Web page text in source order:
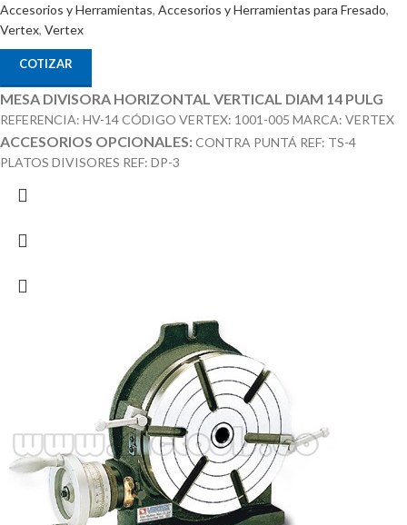
Accesorios y Herramientas, Accesorios y Herramientas para Fresado,
Vertex, Vertex
COTIZAR
MESA DIVISORA HORIZONTAL VERTICAL DIAM 14 PULG
REFERENCIA: HV-14 CÓDIGO VERTEX: 1001-005 MARCA: VERTEX
ACCESORIOS OPCIONALES:CONTRA PUNTÁ REF: TS-4
PLATOS DIVISORES REF: DP-3